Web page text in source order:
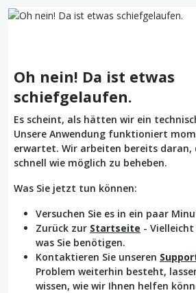
Oh nein! Da ist etwas
schiefgelaufen.
Es scheint, als hätten wir ein
Unsere Anwendung funktioniert
erwartet. Wir arbeiten bereits daran,
schnell wie möglich zu beheben.
Was Sie jetzt tun können:
Versuchen Sie es in ein paar
Zurück zur Startseite -
was Sie benötigen.
Kontaktieren Sie unseren
Problem weiterhin besteht,
wissen, wie wir Ihnen helfen